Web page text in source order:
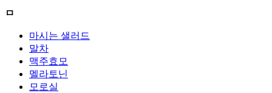
ㅁ
마시는 샐러드
말차
맥주효모
멜라토닌
모로실